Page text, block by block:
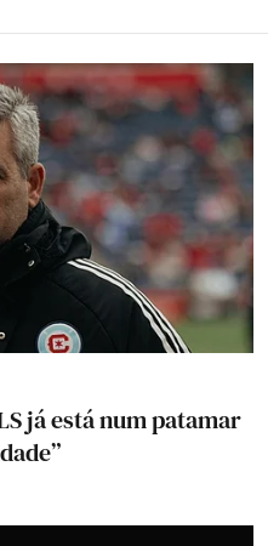
já está num patamar